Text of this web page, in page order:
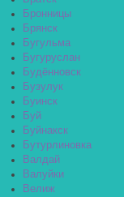
Бронницы
Брянск
Бугульма
Бугуруслан
Будённовск
Бузулук
Буинск
Буй
Буйнакск
Бутурлиновка
Валдай
Валуйки
Велиж